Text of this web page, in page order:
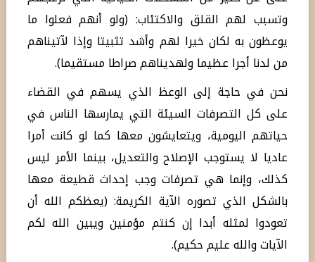
وتسبب لهم القلق والاكتئاب: (ولو أنهم فعلوا ما
يوعظون به لكان خيرا لهم وأشد تثبيتا وإذا لآتيناهم
من لدنا أجرا عظيما ولهديناهم صراطا مستقيما).
نحن في حاجة إلى الوعظ الذي يسهم في القضاء
على كل التصرفات السيئة التي يمارسها الناس في
حياتهم اليومية، ويتعايشون معها كما لو كانت أمرا
عاديا لا يستوجب الإصلاح والتعديل، بينما الأمر ليس
كذلك، وإنما هي تصرفات وجب إحداث قطيعة معها
بالشكل الذي تصوره الآية الكريمة: (يعظكم الله أن
تعودوا لمثله أبدا إن كنتم مؤمنين ويبين الله لكم
الآيات والله عليم حكيم).